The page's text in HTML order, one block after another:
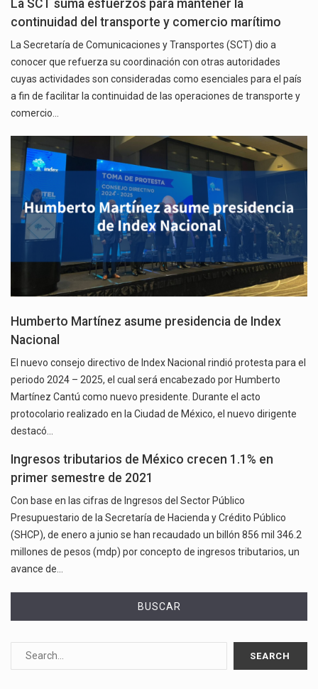
La SCT suma esfuerzos para mantener la
continuidad del transporte y comercio marítimo
La Secretaría de Comunicaciones y Transportes (SCT) dio a
conocer que refuerza su coordinación con otras autoridades
cuyas actividades son consideradas como esenciales para el país
a fin de facilitar la continuidad de las operaciones de transporte y
comercio…
Humberto Martínez asume presidencia de Index
Nacional
El nuevo consejo directivo de Index Nacional rindió protesta para el
periodo 2024 – 2025, el cual será encabezado por Humberto
Martínez Cantú como nuevo presidente. Durante el acto
protocolario realizado en la Ciudad de México, el nuevo dirigente
destacó…
Ingresos tributarios de México crecen 1.1% en
primer semestre de 2021
Con base en las cifras de Ingresos del Sector Público
Presupuestario de la Secretaría de Hacienda y Crédito Público
(SHCP), de enero a junio se han recaudado un billón 856 mil 346.2
millones de pesos (mdp) por concepto de ingresos tributarios, un
avance de…
BUSCAR